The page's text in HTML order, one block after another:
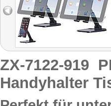
ZX-7122-919
Handyhalter